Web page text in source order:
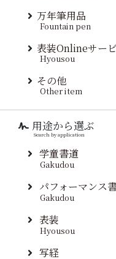
万年筆用品
Fountain pen
表装Onlineサー
Hyousou
その他
Other item
用途から選ぶ
Search by application
学童書道
Gakudou
パフォーマンス
Gakudou
表装
Hyousou
写経